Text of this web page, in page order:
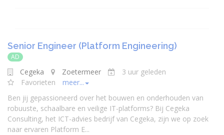
Senior Engineer (Platform Engineering)
AD
Cegeka Zoetermeer
3 uur geleden
Favorieten
meer...
Ben jij gepassioneerd over het bouwen en onderhouden van
robuuste, schaalbare en veilige IT-platforms? Bij Cegeka
Consulting, het ICT-advies bedrijf van Cegeka, zijn we op zoek
naar ervaren Platform E...